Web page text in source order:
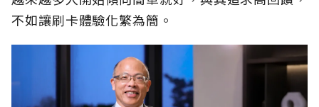
不如讓刷卡體驗化繁為簡。